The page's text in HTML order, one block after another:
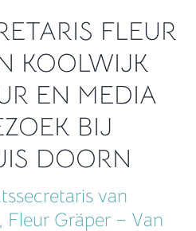
FLEUR
KOOLWIJK
EN MEDIA
BIJ
DOORN
van
Gräper – Van